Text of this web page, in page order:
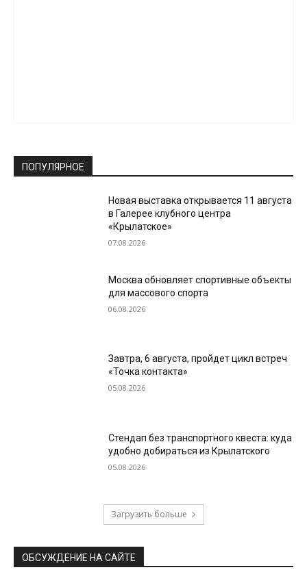
ПОПУЛЯРНОЕ
Новая выставка открывается 11 августа
в Галерее клубного центра
«Крылатское»
07.08.2026
Москва обновляет спортивные объекты
для массового спорта
06.08.2026
Завтра, 6 августа, пройдет цикл встреч
«Точка контакта»
05.08.2026
Стендап без транспортного квеста: куда
удобно добираться из Крылатского
05.08.2026
Загрузить больше
ОБСУЖДЕНИЕ НА САЙТЕ